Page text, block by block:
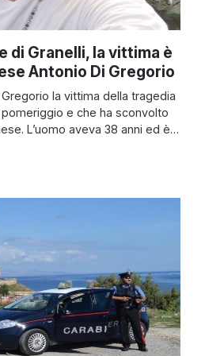
di Granelli, la vittima è
Antonio Di Gregorio
Gregorio la vittima della tragedia
e che ha sconvolto
L’uomo aveva 38 anni ed è
Granelli, frazione di Pachino, in